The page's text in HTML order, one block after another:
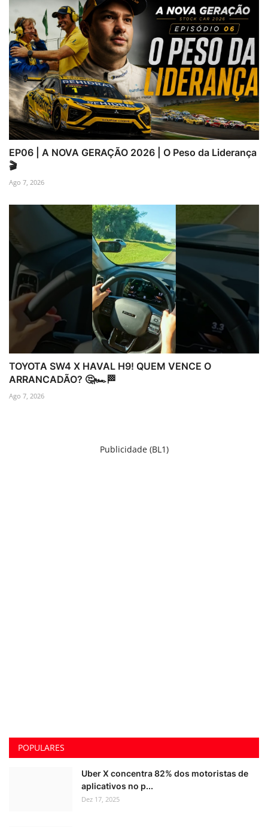
EP06 | A NOVA GERAÇÃO 2026 | O Peso da Liderança
🎬
Ago 7, 2026
TOYOTA SW4 X HAVAL H9! QUEM VENCE O
ARRANCADÃO? 🤔🏎️🏁
Ago 7, 2026
Publicidade (BL1)
POPULARES
Uber X concentra 82% dos motoristas de
aplicativos no p...
Dez 17, 2025